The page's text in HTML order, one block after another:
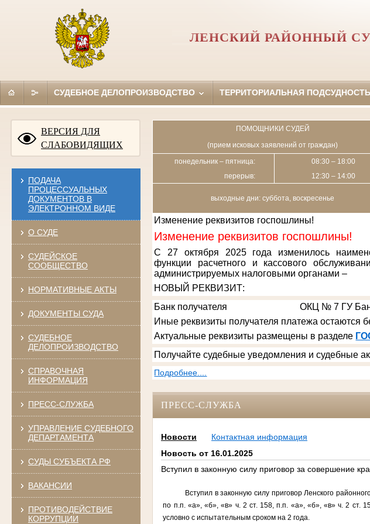
ЛЕНСКИЙ РАЙОННЫЙ
СУДЕБНОЕ ДЕЛОПРОИЗВОДСТВО ТЕРРИТОРИАЛЬНАЯ ПОДСУДНОСТЬ
ВЕРСИЯ ДЛЯ
СЛАБОВИДЯЩИХ
ПОДАЧА
ПРОЦЕССУАЛЬНЫХ
ДОКУМЕНТОВ В
ЭЛЕКТРОННОМ ВИДЕ
О СУДЕ
СУДЕЙСКОЕ
СООБЩЕСТВО
НОРМАТИВНЫЕ АКТЫ
ДОКУМЕНТЫ СУДА
СУДЕБНОЕ
ДЕЛОПРОИЗВОДСТВО
СПРАВОЧНАЯ
ИНФОРМАЦИЯ
ПРЕСС-СЛУЖБА
УПРАВЛЕНИЕ СУДЕБНОГО
ДЕПАРТАМЕНТА
СУДЫ СУБЪЕКТА РФ
ВАКАНСИИ
ПРОТИВОДЕЙСТВИЕ
КОРРУПЦИИ
ПОМОЩНИКИ СУДЕЙ
(прием исковых заявлений от граждан)
понедельник – пятница:
перерыв:
08:30 – 18:00
12:30 – 14:00
выходные дни: суббота, воскресенье
Изменение реквизитов госпошлины!
Изменение реквизитов госпошлины!
С 27 октября 2025 года изменилось
функции расчетного и кассового
администрируемых налоговыми органами –
НОВЫЙ РЕКВИЗИТ:
Банк получателя
ОКЦ № 7 ГУ
Иные реквизиты получателя платежа остаются
Актуальные реквизиты размещены в разделе
Получайте судебные уведомления и судебные
Подробнее....
ПРЕСС-СЛУЖБА
Новости
Контактная информация
Новость от 16.01.2025
Вступил в законную силу приговор за совершение
Вступил в законную силу приговор Ленского
по п.п. «а», «б», «в» ч. 2 ст. 158, п.п. «а», «б», «в» ч. 2 ст.
условно с испытательным сроком на 2 года.